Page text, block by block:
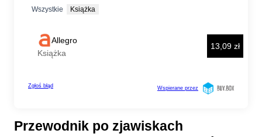
Przewodnik po zjawiskach